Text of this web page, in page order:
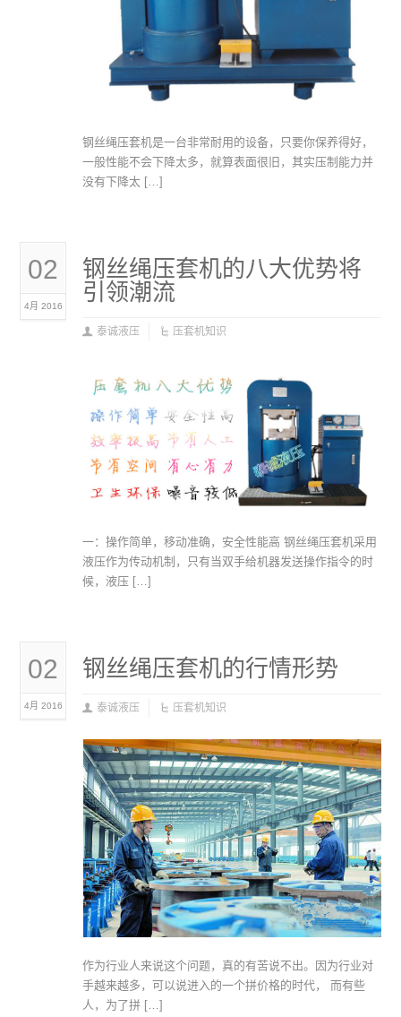
钢丝绳压套机是一台非常耐用的设备，只要你保养得好，
一般性能不会下降太多，就算表面很旧，其实压制能力并
没有下降太 […]
02
4月 2016
钢丝绳压套机的八大优势将
引领潮流
泰诚液压 压套机知识
一：操作简单，移动准确，安全性能高 钢丝绳压套机采用
液压作为传动机制，只有当双手给机器发送操作指令的时
候，液压 […]
02
4月 2016
钢丝绳压套机的行情形势
泰诚液压 压套机知识
作为行业人来说这个问题，真的有苦说不出。因为行业对
手越来越多，可以说进入的一个拼价格的时代， 而有些
人，为了拼 […]